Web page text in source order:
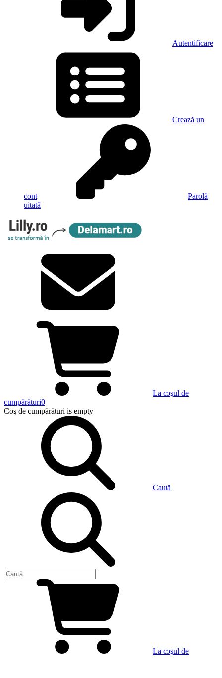
Autentificare
Crează un
cont
Parolă
uitată
La coşul de
cumpărături0
Coş de cumpărături is empty
Caută
La coşul de